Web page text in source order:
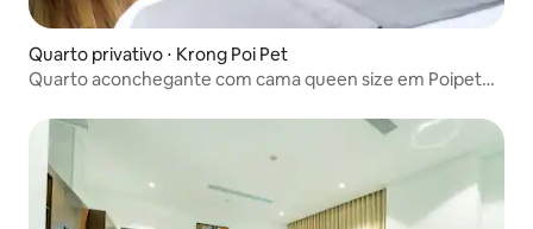
Quarto privativo ⋅ Krong Poi Pet
Quarto aconchegante com cama queen size em Poipet